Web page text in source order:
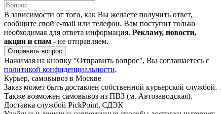
В зависимости от того, как Вы желаете получить ответ,
сообщите свой e-mail или телефон. Вам поступит только
необходимая для ответа информация. Рекламу, новости,
акции и спам - не отправляем.
Отправить вопрос
Нажимая на кнопку "Отправить вопрос", Вы соглашаетесь с
политикой конфиденциальности.
Курьер, самовывоз в Москве
Заказ может быть доставлен собственной курьерской службой.
Также возможен самовывоз из ПВЗ (м. Автозаводская).
Доставка службой PickPoint, СДЭК